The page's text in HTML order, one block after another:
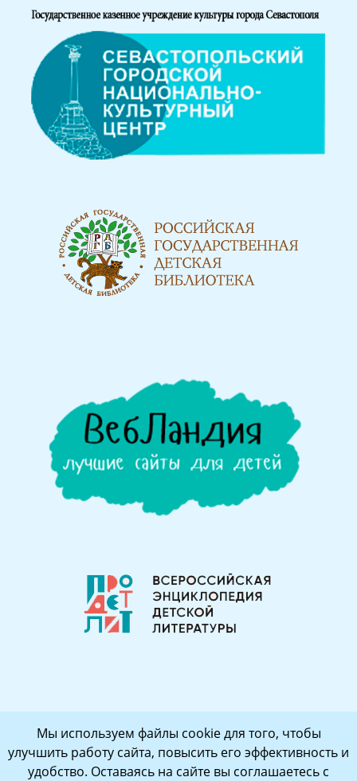
Мы используем файлы cookie для того, чтобы
улучшить работу сайта, повысить его эффективность и
удобство. Оставаясь на сайте вы соглашаетесь с